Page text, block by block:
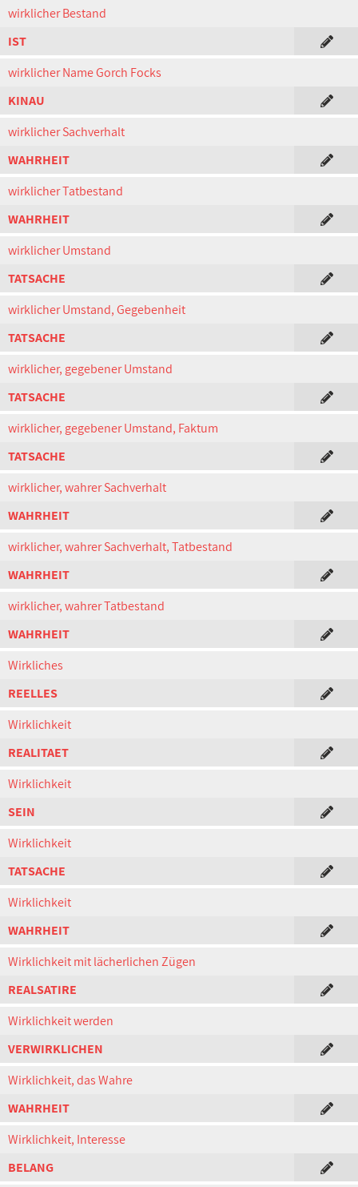
wirklicher Bestand
IST
wirklicher Name Gorch Focks
KINAU
wirklicher Sachverhalt
WAHRHEIT
wirklicher Tatbestand
WAHRHEIT
wirklicher Umstand
TATSACHE
wirklicher Umstand, Gegebenheit
TATSACHE
wirklicher, gegebener Umstand
TATSACHE
wirklicher, gegebener Umstand, Faktum
TATSACHE
wirklicher, wahrer Sachverhalt
WAHRHEIT
wirklicher, wahrer Sachverhalt, Tatbestand
WAHRHEIT
wirklicher, wahrer Tatbestand
WAHRHEIT
Wirkliches
REELLES
Wirklichkeit
REALITAET
Wirklichkeit
SEIN
Wirklichkeit
TATSACHE
Wirklichkeit
WAHRHEIT
Wirklichkeit mit lächerlichen Zügen
REALSATIRE
Wirklichkeit werden
VERWIRKLICHEN
Wirklichkeit, das Wahre
WAHRHEIT
Wirklichkeit, Interesse
BELANG